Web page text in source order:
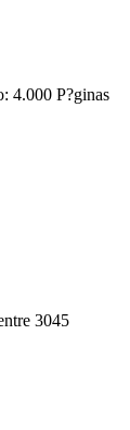
4.000 P?ginas
3045